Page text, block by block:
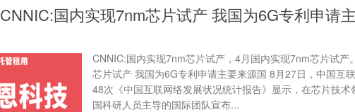
CNNIC:国内实现7nm芯片试产 我国为6G专利申请
CNNIC:国内实现7nm芯片试产，4月国内实现7nm芯片试产
芯片试产 我国为6G专利申请主要来源国 8月27日，中国互
48次《中国互联网络发展状况统计报告》显示，在芯片技
国科研人员主导的国际团队宣布...